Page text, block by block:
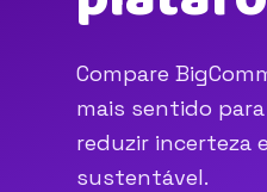
Compare
mais sentido
reduzir incerteza
sustentável.